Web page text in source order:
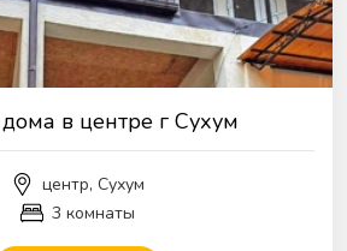
в центре г Сухум
центр, Сухум
3 комнаты